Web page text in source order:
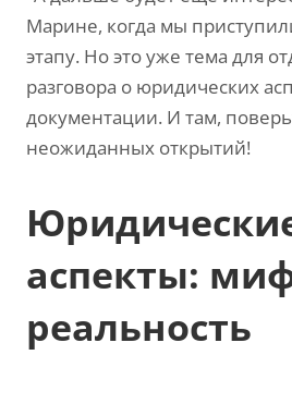
Марине, когда мы
этапу. Но это уже тема для
разговора о юридических
документации. И там,
неожиданных открытий!
аспекты:
реальность